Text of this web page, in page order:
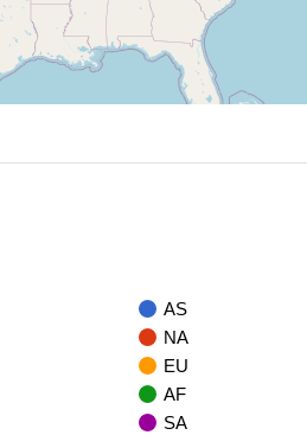
AS
NA
EU
AF
SA